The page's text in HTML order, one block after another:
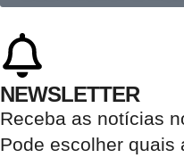
NEWSLETTER
Receba as notícias
Pode escolher quais